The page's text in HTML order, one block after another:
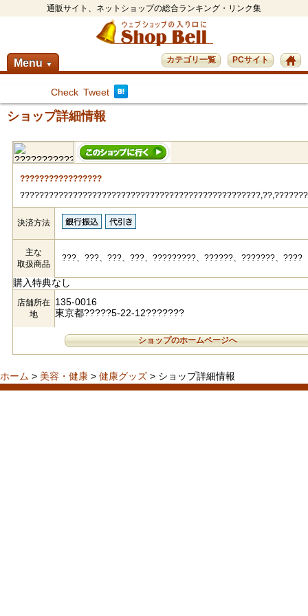
通販サイト、ネットショップの総合ランキング・リンク集
Menu ▼ PCサイト
カテゴリ一覧
Check Tweet
ショップ詳細情報
?????????????????
決済方法
主な
取扱商品
???、???、???、???、?????????、??????、???????、????
購入特典なし
店舗所在
地
135-0016
東京都?????5-22-12???????
ショップのホームページへ
ホーム > 美容・健康 > 健康グッズ > ショップ詳細情報